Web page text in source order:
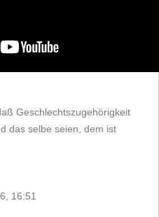
Geschlechtszugehörigkeit
das selbe seien, dem ist
16:51